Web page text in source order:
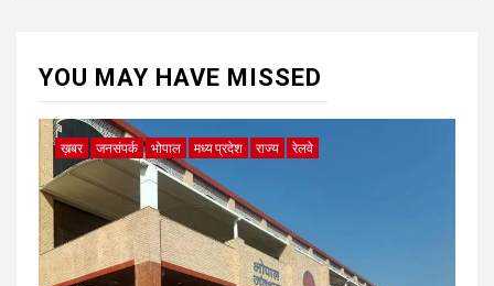
YOU MAY HAVE MISSED
ख़बर जनसंपर्क भोपाल मध्य प्रदेश राज्य रेलवे